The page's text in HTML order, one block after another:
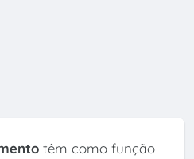
têm como função